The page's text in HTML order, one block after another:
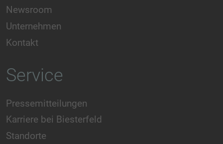
Newsroom
Unternehmen
Kontakt
Service
Pressemitteilungen
Karriere bei Biesterfeld
Standorte